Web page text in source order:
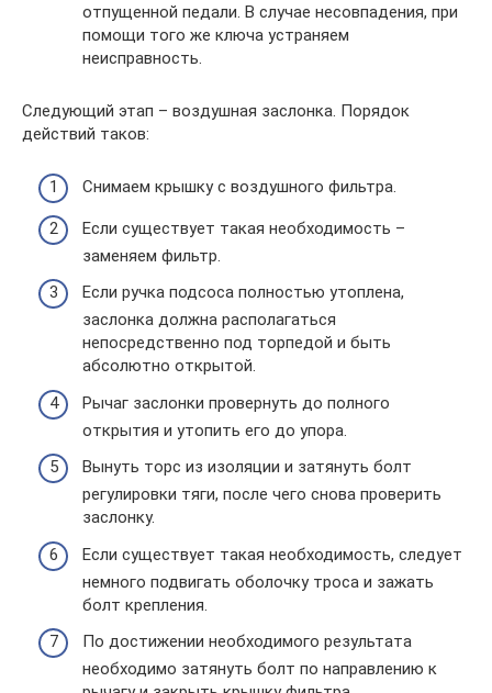
отпущенной педали. В случае несовпадения, при
помощи того же ключа устраняем
неисправность.
Следующий этап – воздушная заслонка. Порядок
действий таков:
Снимаем крышку с воздушного фильтра.
Если существует такая необходимость –
заменяем фильтр.
Если ручка подсоса полностью утоплена,
заслонка должна располагаться
непосредственно под торпедой и быть
абсолютно открытой.
Рычаг заслонки провернуть до полного
открытия и утопить его до упора.
Вынуть торс из изоляции и затянуть болт
регулировки тяги, после чего снова проверить
заслонку.
Если существует такая необходимость, следует
немного подвигать оболочку троса и зажать
болт крепления.
По достижении необходимого результата
необходимо затянуть болт по направлению к